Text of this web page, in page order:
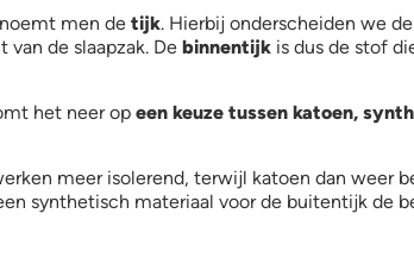
men de tijk. Hierbij onderscheiden we
de slaapzak. De binnentijk is dus de stof
het neer op een keuze tussen katoen,
meer isolerend, terwijl katoen dan weer
synthetisch materiaal voor de buitentijk de